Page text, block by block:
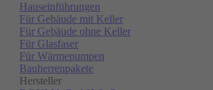
Hauseinführungen
Für Gebäude mit Keller
Für Gebäude ohne Keller
Für Glasfaser
Für Wärmepumpen
Bauherrenpakete
Hersteller